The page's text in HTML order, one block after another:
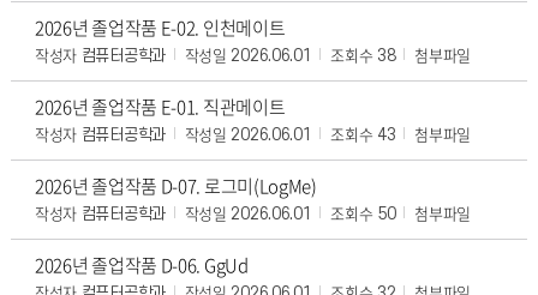
2026년 졸업작품 E-02. 인천메이트
작성자 컴퓨터공학과 작성일 2026.06.01 조회수 38 첨부파일
2026년 졸업작품 E-01. 직관메이트
작성자 컴퓨터공학과 작성일 2026.06.01 조회수 43 첨부파일
2026년 졸업작품 D-07. 로그미(LogMe)
작성자 컴퓨터공학과 작성일 2026.06.01 조회수 50 첨부파일
2026년 졸업작품 D-06. GgUd